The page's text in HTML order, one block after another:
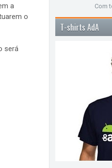
a
o
será
Com
T-shirts AdA